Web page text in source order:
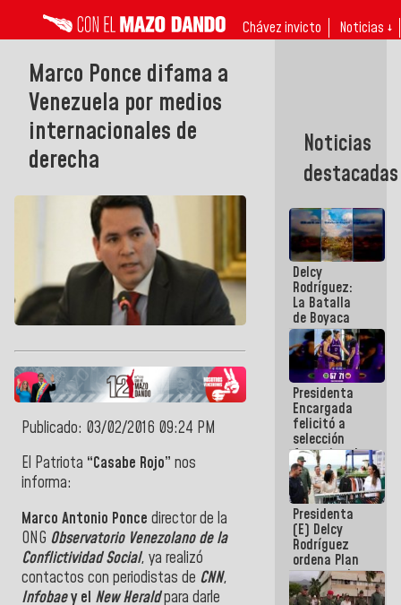
Chávez invicto Noticias ↓
Marco Ponce difama a
Venezuela por medios
internacionales de
derecha
Publicado: 03/02/2016 09:24 PM
El Patriota “Casabe Rojo” nos
informa:
Marco Antonio Ponce director de la
ONG Observatorio Venezolano de la
Conflictividad Social, ya realizó
contactos con periodistas de CNN,
Infobaey el New Heraldpara darle
Noticias
destacadas
Delcy
Rodríguez:
La Batalla
de Boyaca
representa
un capítulo
decisivo en
la gesta
emancipadora
de nuestra
América
Presidenta
Encargada
felicitó a
selección
femenina de
baloncesto
por su
clasificación
a la
AmeriCup
2027
Presidenta
(E) Delcy
Rodríguez
ordena Plan
maestro de
desarrollo